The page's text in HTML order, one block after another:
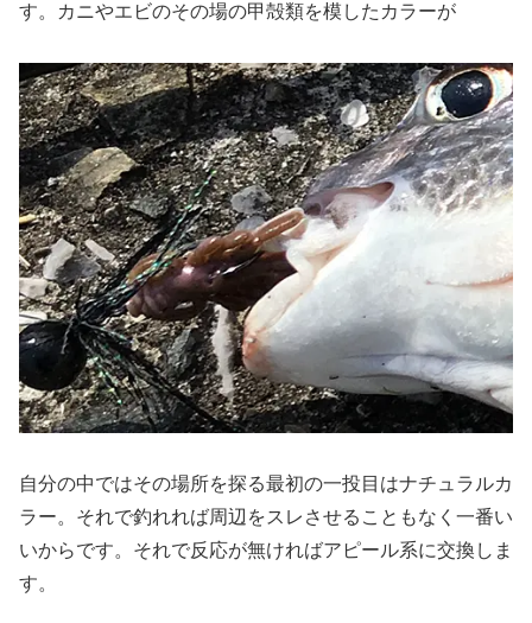
す。カニやエビのその場の甲殻類を模したカラーが
自分の中ではその場所を探る最初の一投目はナチュラルカ
ラー。それで釣れれば周辺をスレさせることもなく一番い
いからです。それで反応が無ければアピール系に交換しま
す。